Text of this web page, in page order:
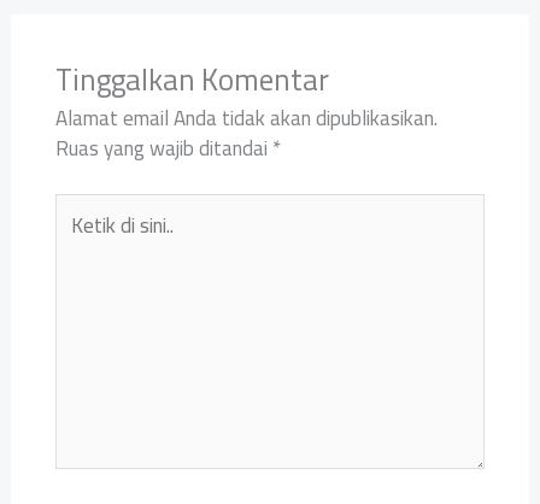
Tinggalkan Komentar
Alamat email Anda tidak akan dipublikasikan.
Ruas yang wajib ditandai*
Ketik